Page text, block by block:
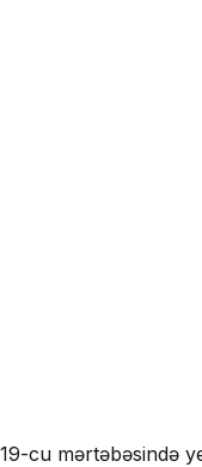
cu mərtəbəsində